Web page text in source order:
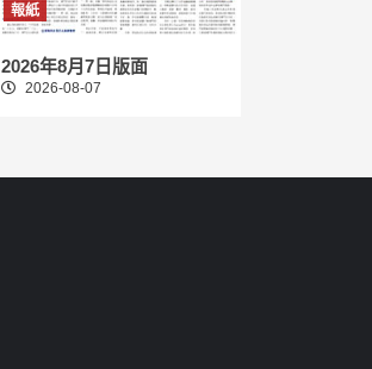
報紙
2026年8月7日版面
2026-08-07